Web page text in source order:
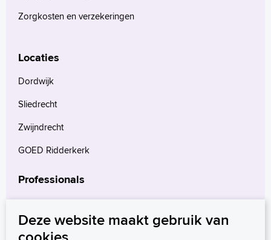
Zorgkosten en verzekeringen
Locaties
Dordwijk
Sliedrecht
Zwijndrecht
GOED Ridderkerk
Professionals
Verwijzers
Wetenschappelijk onderzoek
Deze website maakt gebruik van